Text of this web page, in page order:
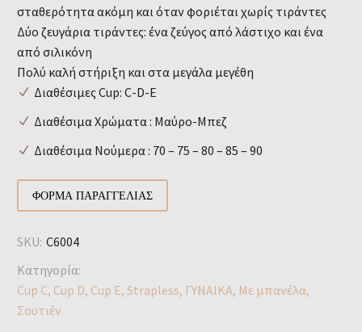
σταθερότητα ακόμη και όταν φοριέται χωρίς τιράντες
Δύο ζευγάρια τιράντες: ένα ζεύγος από λάστιχο και ένα
από σιλικόνη
Πολύ καλή στήριξη και στα μεγάλα μεγέθη
Διαθέσιμες Cup: C-D-E
Διαθέσιμα Χρώματα : Μαύρο-Μπεζ
Διαθέσιμα Νούμερα : 70 – 75 – 80 – 85 – 90
ΦΌΡΜΑ ΠΑΡΑΓΓΕΛΊΑΣ
SKU: C6004
Κατηγορία:
Cup C, Cup D, Cup E, Strapless, ΓΥΝΑΙΚΑ, Με μπανέλα,
Σουτιέν